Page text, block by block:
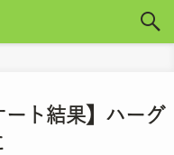
ート結果】ハーグ